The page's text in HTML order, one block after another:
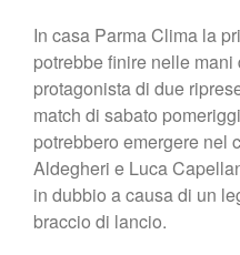
In casa Parma Clima la
potrebbe finire nelle
protagonista di due
match di sabato
potrebbero emergere nel
Aldegheri e Luca
in dubbio a causa di un
braccio di lancio.